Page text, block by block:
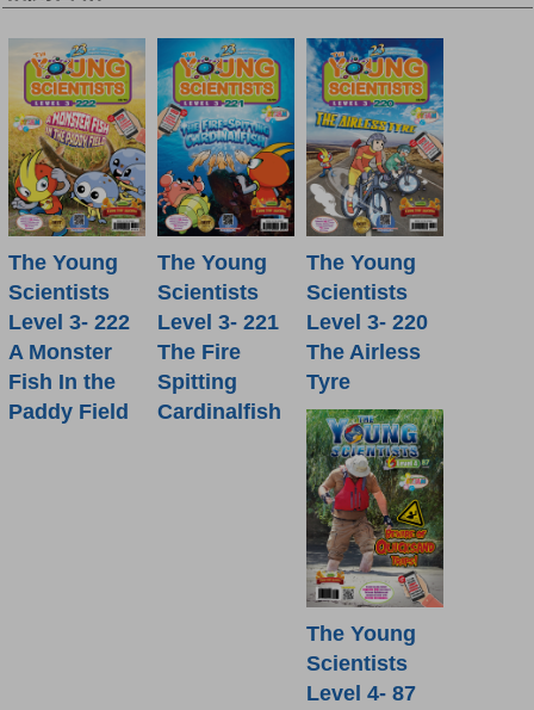
The Young
Scientists
Level 3- 222
A Monster
Fish In the
Paddy Field
The Young
Scientists
Level 3- 221
The Fire
Spitting
Cardinalfish
The Young
Scientists
Level 3- 220
The Airless
Tyre
The Young
Scientists
Level 4- 87